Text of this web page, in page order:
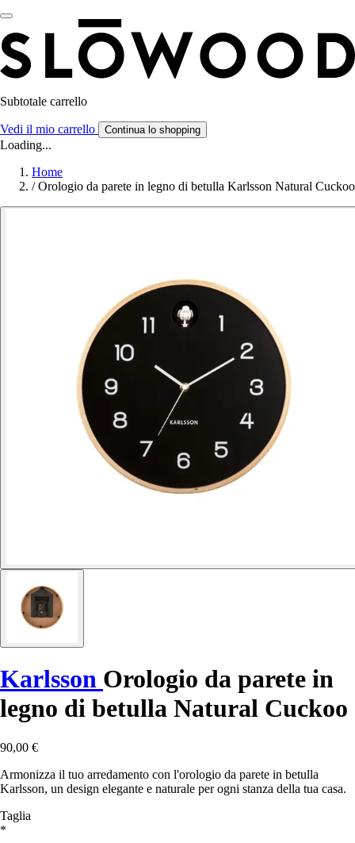
Subtotale carrello
Vedi il mio carrello Continua lo shopping
Loading...
Home
/ Orologio da parete in legno di betulla Karlsson Natural Cuckoo
Karlsson Orologio da parete in
legno di betulla Natural Cuckoo
90,00 €
Armonizza il tuo arredamento con l'orologio da parete in betulla
Karlsson, un design elegante e naturale per ogni stanza della tua casa.
Taglia
*